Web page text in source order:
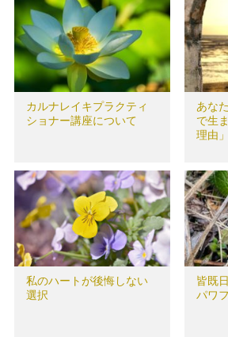
カルナレイキプラクティ
ショナー講座について
あな
で生
理由
私のハートが後悔しない
選択
皆既
パワ